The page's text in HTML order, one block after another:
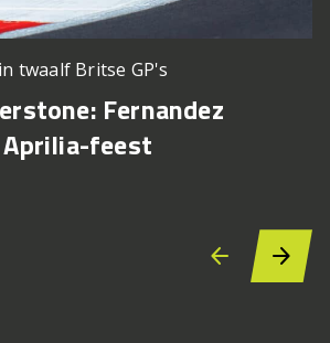
twaalf Britse GP's
Fernandez
feest